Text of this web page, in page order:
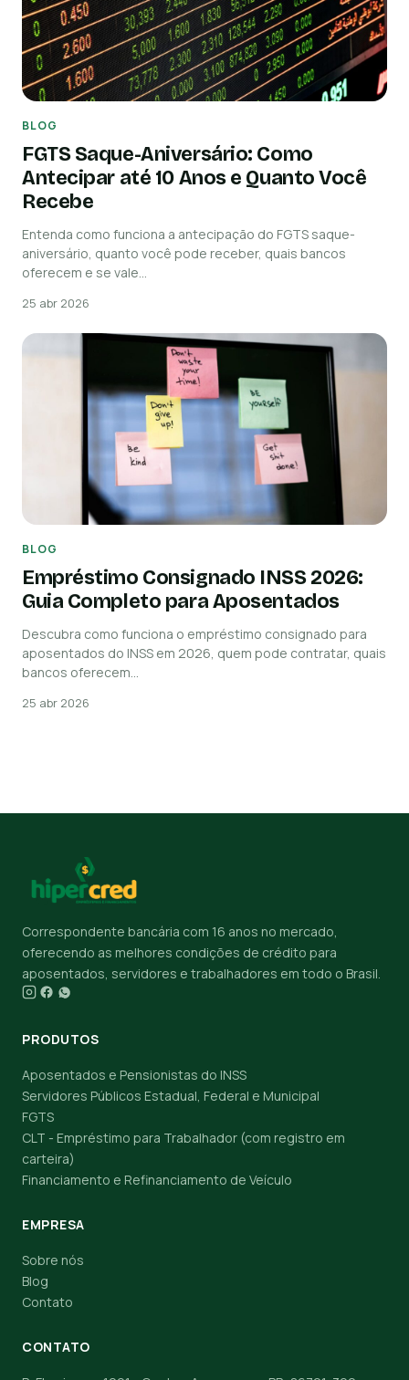
BLOG
FGTS Saque-Aniversário: Como
Antecipar até 10 Anos e Quanto Você
Recebe
Entenda como funciona a antecipação do FGTS saque-
aniversário, quanto você pode receber, quais bancos
oferecem e se vale…
25 abr 2026
BLOG
Empréstimo Consignado INSS 2026:
Guia Completo para Aposentados
Descubra como funciona o empréstimo consignado para
aposentados do INSS em 2026, quem pode contratar, quais
bancos oferecem…
25 abr 2026
Correspondente bancária com 16 anos no mercado,
oferecendo as melhores condições de crédito para
aposentados, servidores e trabalhadores em todo o Brasil.
PRODUTOS
Aposentados e Pensionistas do INSS
Servidores Públicos Estadual, Federal e Municipal
FGTS
CLT - Empréstimo para Trabalhador (com registro em
carteira)
Financiamento e Refinanciamento de Veículo
EMPRESA
Sobre nós
Blog
Contato
CONTATO